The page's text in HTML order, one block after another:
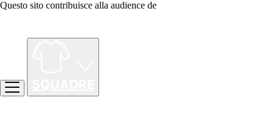
Questo sito contribuisce alla audience de